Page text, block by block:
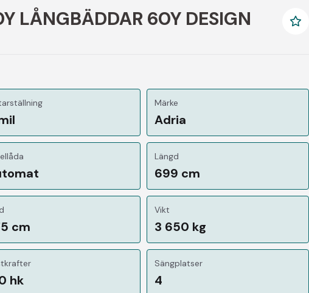
LÅNGBÄDDAR 60Y DESIGN
Märke
Adria
Längd
699 cm
cm
Vikt
3 650 kg
hk
Sängplatser
4